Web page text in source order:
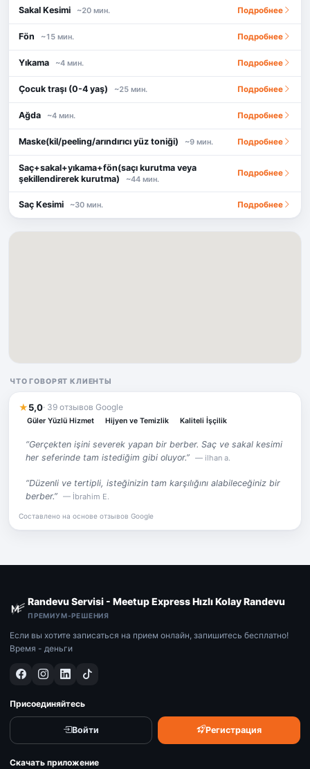
Sakal Kesimi ~20 мин. Подробнее
Fön ~15 мин. Подробнее
Yıkama ~4 мин. Подробнее
Çocuk traşı (0-4 yaş) ~25 мин. Подробнее
Ağda ~4 мин. Подробнее
Maske(kil/peeling/arındırıcı yüz toniği) ~9 мин. Подробнее
Saç+sakal+yıkama+fön(saçı kurutma veya
şekillendirerek kurutma)
~44 мин.
Подробнее
Saç Kesimi ~30 мин. Подробнее
ЧТО ГОВОРЯТ КЛИЕНТЫ
★5,0· 39 отзывов Google
Güler Yüzlü Hizmet Hijyen ve Temizlik Kaliteli İşçilik
“Gerçekten işini severek yapan bir berber. Saç ve sakal kesimi
her seferinde tam istediğim gibi oluyor.” — ilhan a.
“Düzenli ve tertipli, isteğinizin tam karşılığını alabileceğiniz bir
berber.” — İbrahim E.
Составлено на основе отзывов Google
Randevu Servisi - Meetup Express Hızlı Kolay Randevu
ПРЕМИУМ-РЕШЕНИЯ
Если вы хотите записаться на прием онлайн, запишитесь бесплатно!
Время - деньги
Присоединяйтесь
Войти Регистрация
Скачать приложение